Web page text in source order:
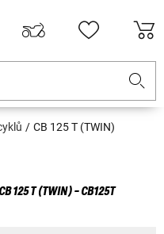
CB 125 T (TWIN)
CB 125 T (TWIN) - CB125T